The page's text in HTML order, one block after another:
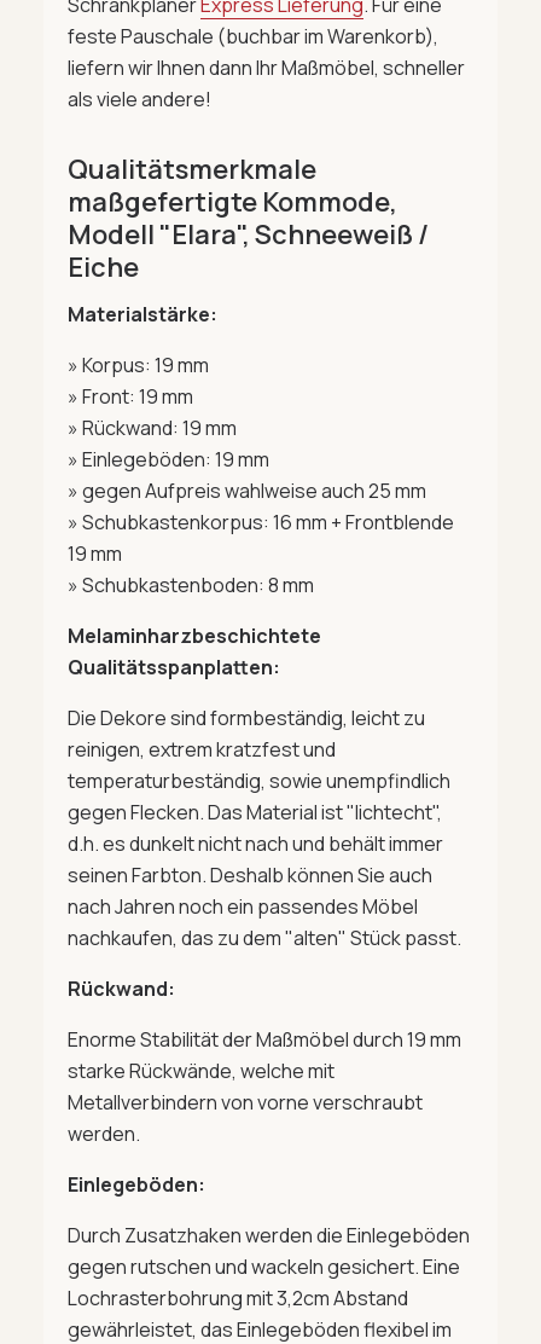
feste Pauschale (buchbar im Warenkorb),
liefern wir Ihnen dann Ihr Maßmöbel, schneller
als viele andere!
Qualitätsmerkmale
maßgefertigte Kommode,
Modell "Elara", Schneeweiß /
Eiche
Materialstärke:
» Korpus: 19 mm
» Front: 19 mm
» Rückwand: 19 mm
» Einlegeböden: 19 mm
» gegen Aufpreis wahlweise auch 25 mm
» Schubkastenkorpus: 16 mm + Frontblende
19 mm
» Schubkastenboden: 8 mm
Melaminharzbeschichtete
Qualitätsspanplatten:
Die Dekore sind formbeständig, leicht zu
reinigen, extrem kratzfest und
temperaturbeständig, sowie unempfindlich
gegen Flecken. Das Material ist "lichtecht",
d.h. es dunkelt nicht nach und behält immer
seinen Farbton. Deshalb können Sie auch
nach Jahren noch ein passendes Möbel
nachkaufen, das zu dem "alten" Stück passt.
Rückwand:
Enorme Stabilität der Maßmöbel durch 19 mm
starke Rückwände, welche mit
Metallverbindern von vorne verschraubt
werden.
Einlegeböden:
Durch Zusatzhaken werden die Einlegeböden
gegen rutschen und wackeln gesichert. Eine
Lochrasterbohrung mit 3,2cm Abstand
gewährleistet, das Einlegeböden flexibel im